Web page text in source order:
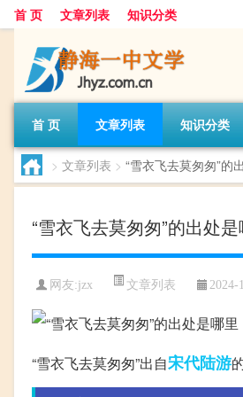
首 页 文章列表 知识分类
首 页 文章列表 知识分类
> 文章列表 > “雪衣飞去莫匆匆”的
“雪衣飞去莫匆匆”的出处
网友:jzx 文章列表 2024-
“雪衣飞去莫匆匆”出自宋代陆游